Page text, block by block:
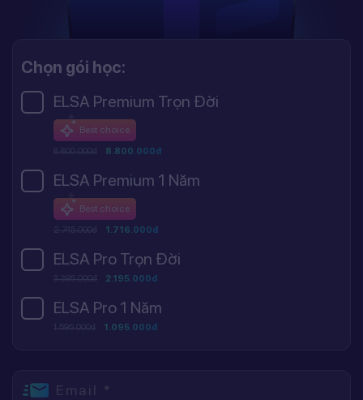
Chọn gói học:
ELSA Premium Trọn Đời
Best choice
8.800.000đ 8.800.000đ
ELSA Premium 1 Năm
Best choice
2.745.000đ 1.716.000đ
ELSA Pro Trọn Đời
3.395.000đ 2.195.000đ
ELSA Pro 1 Năm
1.595.000đ 1.095.000đ
Email *